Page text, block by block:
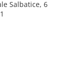
Salbatice, 6